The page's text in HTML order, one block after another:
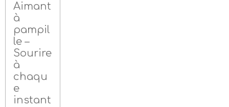
Aimant
à
pampil
le –
Sourire
à
chaqu
e
instant